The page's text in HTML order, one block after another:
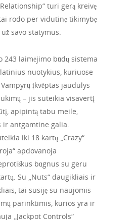
turi gerą kreivę
rodo per vidutinę tikimybę
savo statymus.
243 laimėjimo būdų sistema
nuotykius, kuriuose
įkvėptas jaudulys
– jis suteikia visavertį
apipintą tabu meile,
ir antgamtine galia.
iki 18 kartų „Crazy“
apdovanoja
būgnus su geru
Su „Nuts“ daugikliais ir
tai susiję su naujomis
parinktimis, kurios yra ir
„Jackpot Controls“